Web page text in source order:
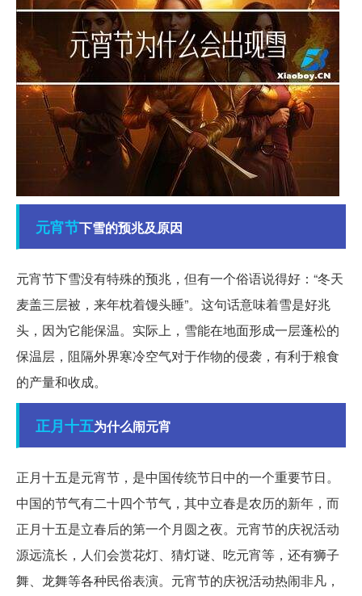
元宵节下雪的预兆及原因
元宵节下雪没有特殊的预兆，但有一个俗语说得好：“冬天
麦盖三层被，来年枕着馒头睡”。这句话意味着雪是好兆
头，因为它能保温。实际上，雪能在地面形成一层蓬松的
保温层，阻隔外界寒冷空气对于作物的侵袭，有利于粮食
的产量和收成。
正月十五为什么闹元宵
正月十五是元宵节，是中国传统节日中的一个重要节日。
中国的节气有二十四个节气，其中立春是农历的新年，而
正月十五是立春后的第一个月圆之夜。元宵节的庆祝活动
源远流长，人们会赏花灯、猜灯谜、吃元宵等，还有狮子
舞、龙舞等各种民俗表演。元宵节的庆祝活动热闹非凡，